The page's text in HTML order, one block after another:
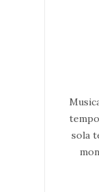
sola